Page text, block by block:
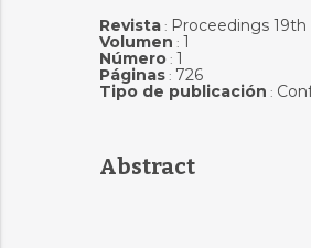
Revista: Proceedings
Volumen : 1
Número: 1
Páginas: 726
Tipo de publicación :
Abstract